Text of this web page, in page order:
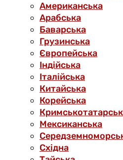
Американська
Арабська
Баварська
Грузинська
Європейська
Індійська
Італійська
Китайська
Корейська
Мексиканська
Східна